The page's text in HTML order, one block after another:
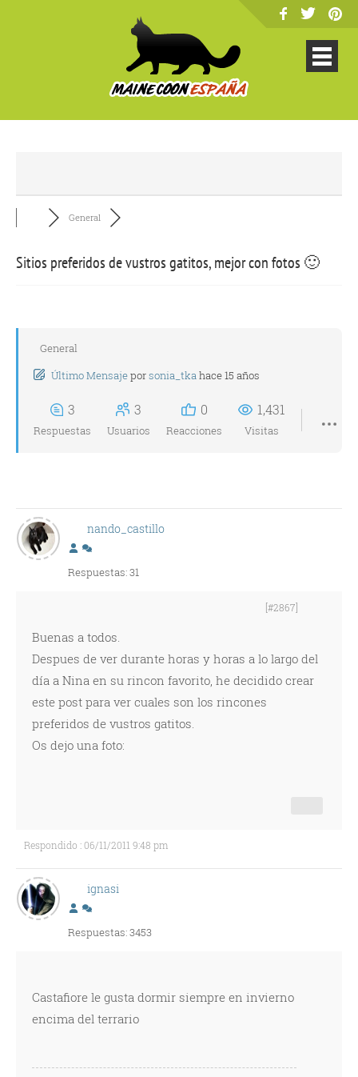
General
Sitios preferidos de vustros gatitos, mejor con fotos 🙂
General
Último Mensajeporsonia_tkahace 15 años
3
Respuestas
3
Usuarios
0
Reacciones
1,431
Visitas
nando_castillo
Respuestas: 31
[#2867]
Buenas a todos.
Despues de ver durante horas y horas a lo largo del
día a Nina en su rincon favorito, he decidido crear
este post para ver cuales son los rincones
preferidos de vustros gatitos.
Os dejo una foto:
Respondido : 06/11/2011 9:48 pm
ignasi
Respuestas: 3453
Castafiore le gusta dormir siempre en invierno
encima del terrario